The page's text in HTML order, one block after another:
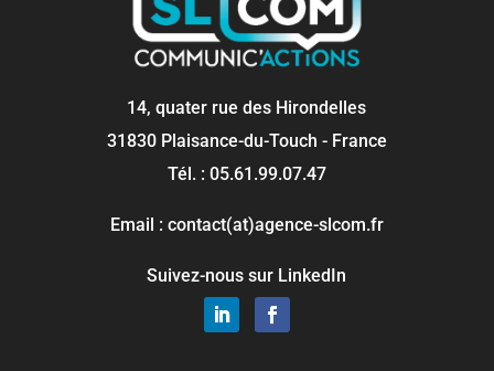
14, quater rue des Hirondelles
31830 Plaisance-du-Touch - France
Tél. : 05.61.99.07.47
Email : contact(at)agence-slcom.fr
Suivez-nous sur LinkedIn